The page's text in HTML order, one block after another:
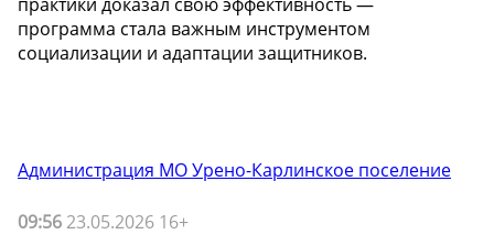
программа стала важным инструментом
социализации и адаптации защитников.
Администрация МО Урено-Карлинское поселение
09:56 23.05.2026 16+